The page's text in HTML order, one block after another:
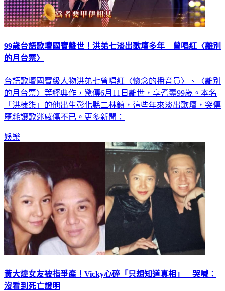
99歲台語歌壇國寶離世！洪弟七淡出歌壇多年 曾唱紅〈離別
台語歌壇國寶級人物洪弟七曾唱紅〈懷念的播音員〉、〈離別
的月台票〉等經典作，驚傳6月11日離世，享耆壽99歲。本名
「洪棣柒」的他出生彰化縣二林鎮，這些年來淡出歌壇，突傳
黃大煒女友被指爭產！Vicky心碎「只想知道真相」 哭喊：